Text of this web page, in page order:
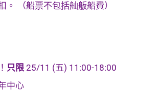
。 （船票不包括舢舨船費）
只限 25/11 (五) 11:00-18:00
中心